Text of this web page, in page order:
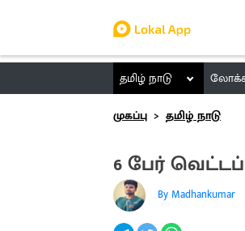
தமிழ் நாடு
முகப்பு
தமிழ் நாடு
6 பேர்
By Madhankumar